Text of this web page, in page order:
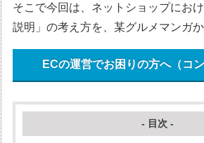
そこで今回は、ネットショップにお
説明」の考え方を、某グルメマンガ
ECの運営でお困りの方へ（コ
- 目次 -